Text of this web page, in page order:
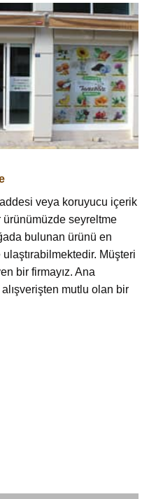
veya koruyucu içerik
ürünümüzde seyreltme
bulunan ürünü en
Müşteri
bir firmayız. Ana
mutlu olan bir